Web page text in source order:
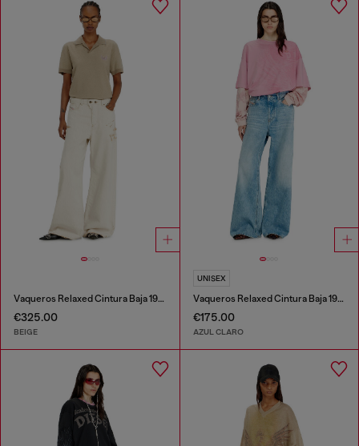
Vaqueros Relaxed Cintura Baja 1996 D-Sire
€325.00
BEIGE
UNISEX
Vaqueros Relaxed Cintura Baja 1996 D-Sire
€175.00
AZUL CLARO